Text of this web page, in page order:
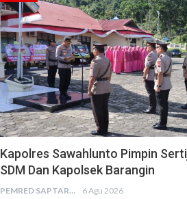
Kapolres Sawahlunto Pimpin
SDM Dan Kapolsek Barangin
PEMRED SAPTARIUS 6 Agu 2026